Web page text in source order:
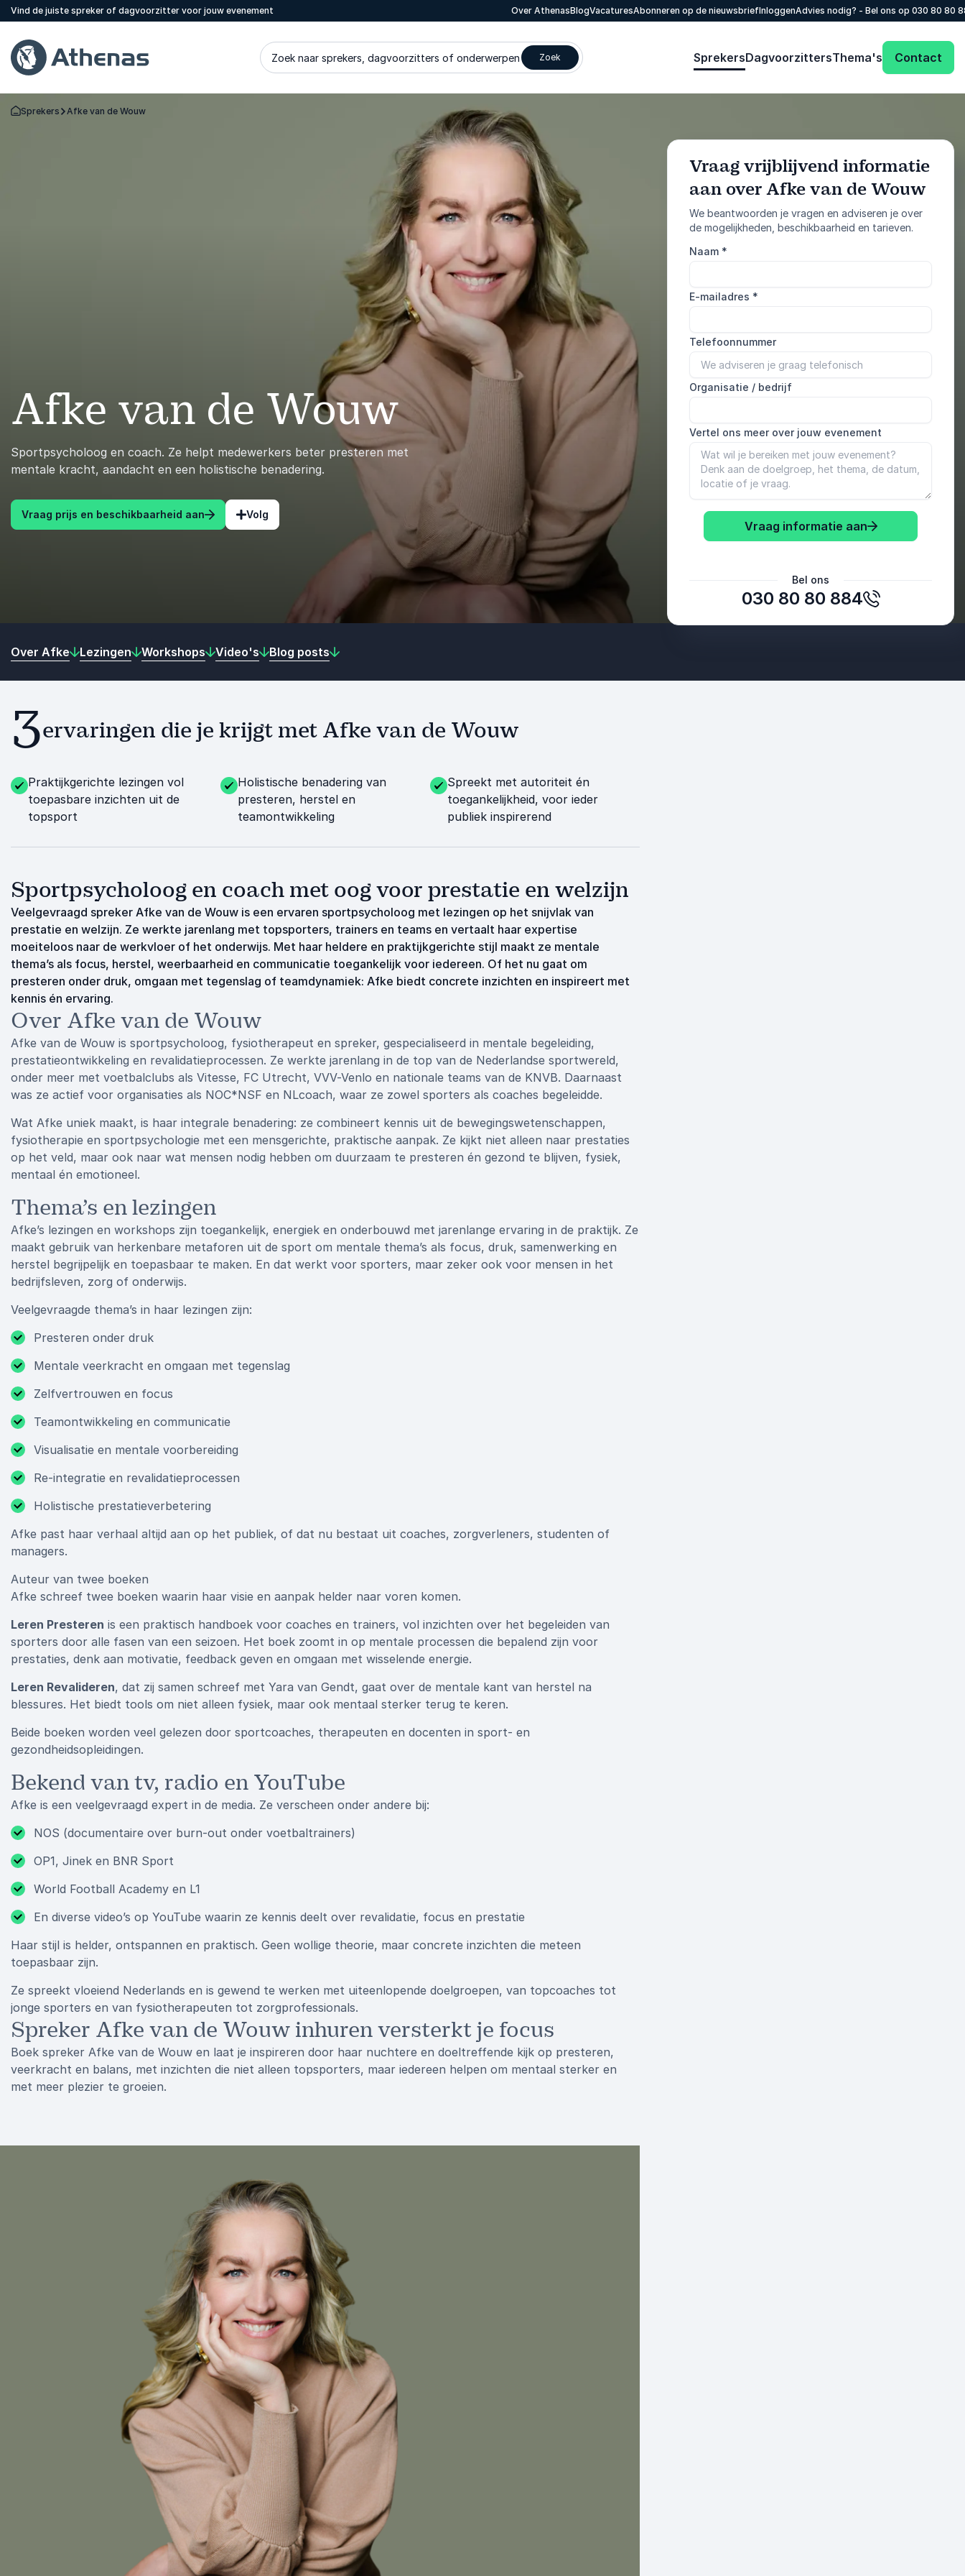
Vind de juiste spreker of dagvoorzitter voor jouw evenement Over AthenasBlogVacaturesAbonneren op de nieuwsbriefInloggenAdvies nodig? - Bel ons op 030 80 80
Zoek naar sprekers, dagvoorzitters of onderwerpen Zoek SprekersDagvoorzittersThema's Contact
Terug naar de startpagina
Sprekers Afke van de Wouw
Afke van de Wouw
Sportpsycholoog en coach. Ze helpt medewerkers beter presteren met
mentale kracht, aandacht en een holistische benadering.
Vraag prijs en beschikbaarheid aan Volg
Vraag vrijblijvend informatie
aan over Afke van de Wouw
We beantwoorden je vragen en adviseren je over
de mogelijkheden, beschikbaarheid en tarieven.
Naam *
E-mailadres *
Telefoonnummer
Organisatie / bedrijf
Vertel ons meer over jouw evenement
Vraag informatie aan
Bel ons
030 80 80 884
Vraag informatie aan :
Over Afke Lezingen Workshops Video's Blog posts
3ervaringen die je krijgt met Afke van de Wouw
Praktijkgerichte lezingen vol
toepasbare inzichten uit de
topsport
Holistische benadering van
presteren, herstel en
teamontwikkeling
Spreekt met autoriteit én
toegankelijkheid, voor ieder
publiek inspirerend
Sportpsycholoog en coach met oog voor prestatie en welzijn
Veelgevraagd spreker Afke van de Wouw is een ervaren sportpsycholoog met lezingen op het snijvlak van
prestatie en welzijn. Ze werkte jarenlang met topsporters, trainers en teams en vertaalt haar expertise
moeiteloos naar de werkvloer of het onderwijs. Met haar heldere en praktijkgerichte stijl maakt ze mentale
thema’s als focus, herstel, weerbaarheid en communicatie toegankelijk voor iedereen. Of het nu gaat om
presteren onder druk, omgaan met tegenslag of teamdynamiek: Afke biedt concrete inzichten en inspireert met
kennis én ervaring.
Over Afke van de Wouw
Afke van de Wouw is sportpsycholoog, fysiotherapeut en spreker, gespecialiseerd in mentale begeleiding,
prestatieontwikkeling en revalidatieprocessen. Ze werkte jarenlang in de top van de Nederlandse sportwereld,
onder meer met voetbalclubs als Vitesse, FC Utrecht, VVV-Venlo en nationale teams van de KNVB. Daarnaast
was ze actief voor organisaties als NOC*NSF en NLcoach, waar ze zowel sporters als coaches begeleidde.
Wat Afke uniek maakt, is haar integrale benadering: ze combineert kennis uit de bewegingswetenschappen,
fysiotherapie en sportpsychologie met een mensgerichte, praktische aanpak. Ze kijkt niet alleen naar prestaties
op het veld, maar ook naar wat mensen nodig hebben om duurzaam te presteren én gezond te blijven, fysiek,
mentaal én emotioneel.
Thema’s en lezingen
Afke’s lezingen en workshops zijn toegankelijk, energiek en onderbouwd met jarenlange ervaring in de praktijk. Ze
maakt gebruik van herkenbare metaforen uit de sport om mentale thema’s als focus, druk, samenwerking en
herstel begrijpelijk en toepasbaar te maken. En dat werkt voor sporters, maar zeker ook voor mensen in het
bedrijfsleven, zorg of onderwijs.
Veelgevraagde thema’s in haar lezingen zijn:
Presteren onder druk
Mentale veerkracht en omgaan met tegenslag
Zelfvertrouwen en focus
Teamontwikkeling en communicatie
Visualisatie en mentale voorbereiding
Re-integratie en revalidatieprocessen
Holistische prestatieverbetering
Afke past haar verhaal altijd aan op het publiek, of dat nu bestaat uit coaches, zorgverleners, studenten of
managers.
Auteur van twee boeken
Afke schreef twee boeken waarin haar visie en aanpak helder naar voren komen.
Leren Presteren is een praktisch handboek voor coaches en trainers, vol inzichten over het begeleiden van
sporters door alle fasen van een seizoen. Het boek zoomt in op mentale processen die bepalend zijn voor
prestaties, denk aan motivatie, feedback geven en omgaan met wisselende energie.
Leren Revalideren, dat zij samen schreef met Yara van Gendt, gaat over de mentale kant van herstel na
blessures. Het biedt tools om niet alleen fysiek, maar ook mentaal sterker terug te keren.
Beide boeken worden veel gelezen door sportcoaches, therapeuten en docenten in sport- en
gezondheidsopleidingen.
Bekend van tv, radio en YouTube
Afke is een veelgevraagd expert in de media. Ze verscheen onder andere bij:
NOS (documentaire over burn-out onder voetbaltrainers)
OP1, Jinek en BNR Sport
World Football Academy en L1
En diverse video’s op YouTube waarin ze kennis deelt over revalidatie, focus en prestatie
Haar stijl is helder, ontspannen en praktisch. Geen wollige theorie, maar concrete inzichten die meteen
toepasbaar zijn.
Ze spreekt vloeiend Nederlands en is gewend te werken met uiteenlopende doelgroepen, van topcoaches tot
jonge sporters en van fysiotherapeuten tot zorgprofessionals.
Spreker Afke van de Wouw inhuren versterkt je focus
Boek spreker Afke van de Wouw en laat je inspireren door haar nuchtere en doeltreffende kijk op presteren,
veerkracht en balans, met inzichten die niet alleen topsporters, maar iedereen helpen om mentaal sterker en
met meer plezier te groeien.